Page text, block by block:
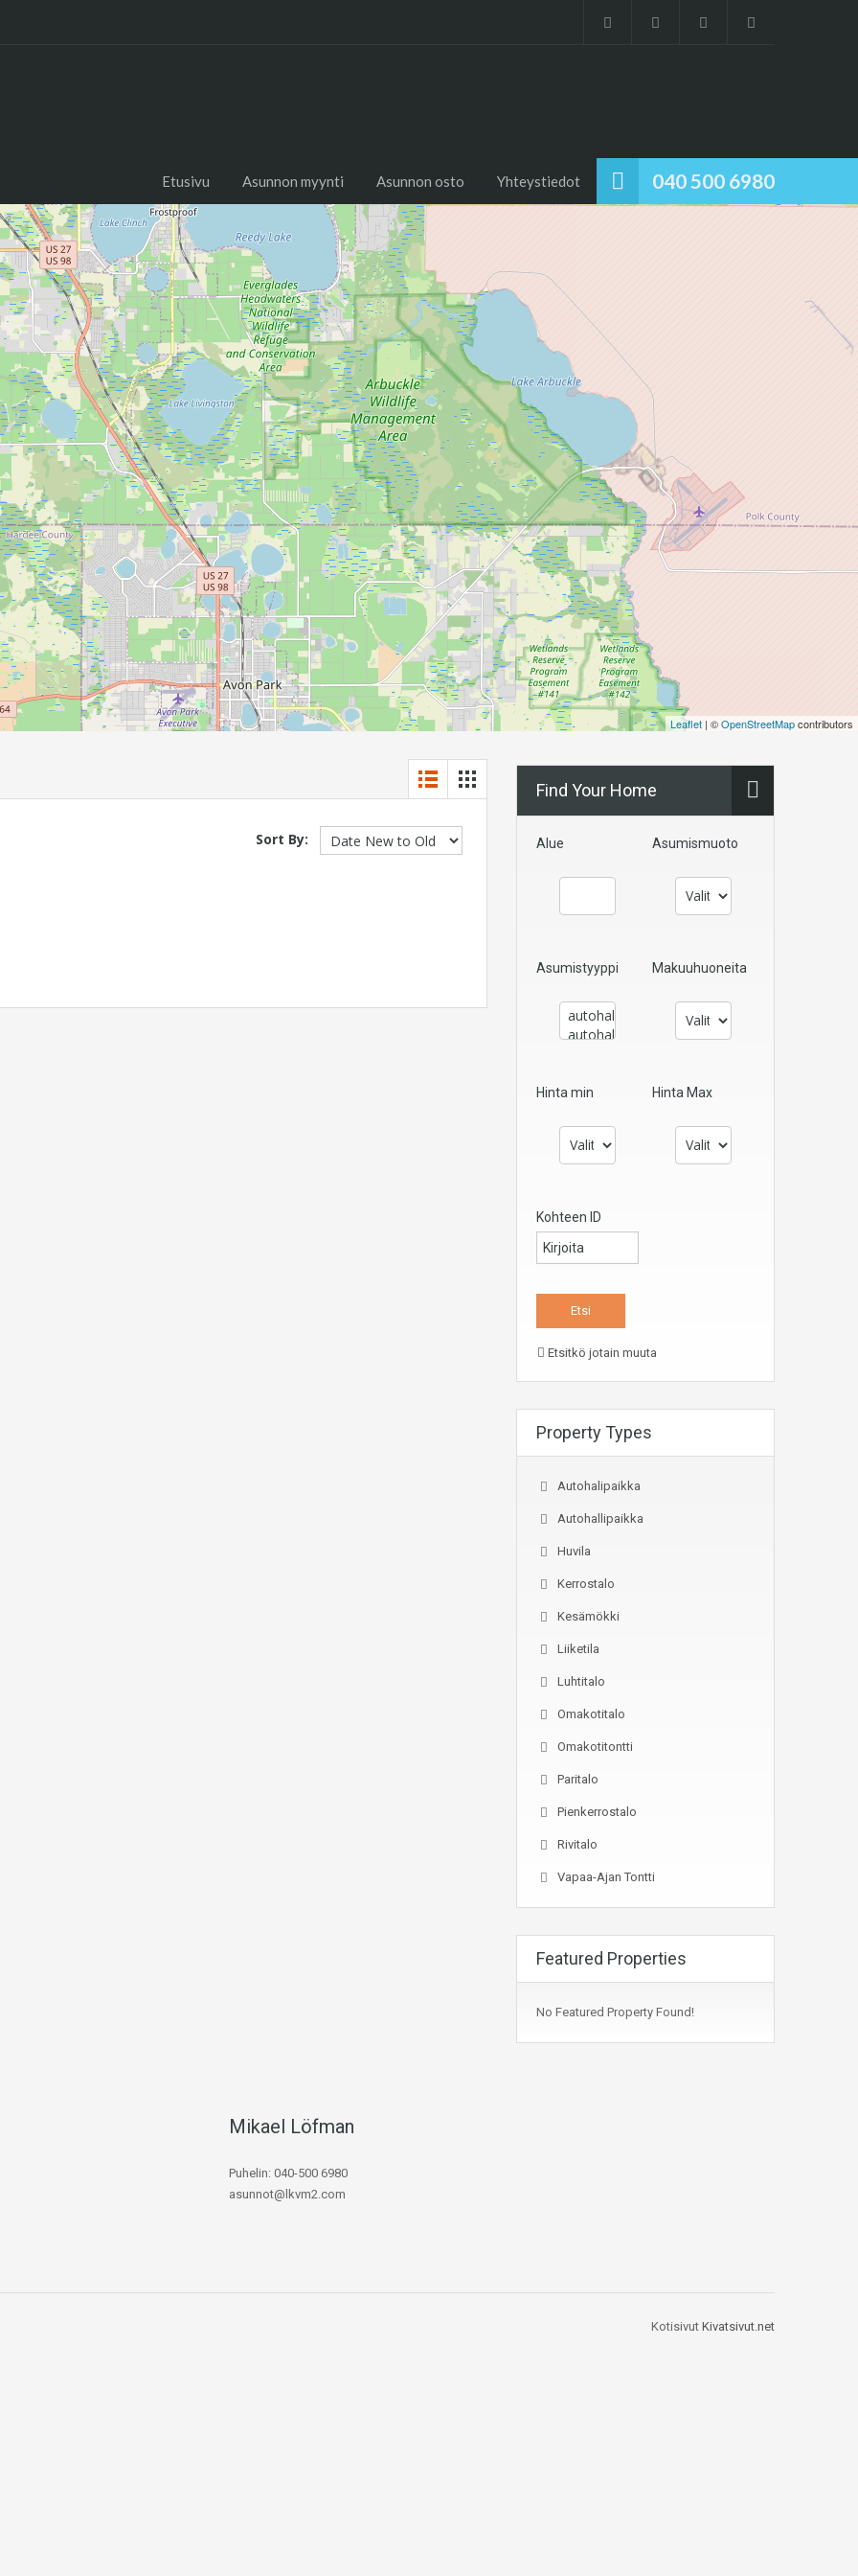
040 500 6980
Etusivu Asunnon myynti Asunnon osto Yhteystiedot
Leaflet | ©OpenStreetMapcontributors
Sort By:
Find Your Home
Alue Asumismuoto
Asumistyyppi Makuuhuoneita
Hinta min Hinta Max
Kohteen ID
Etsitkö jotain muuta
Property Types
Autohalipaikka
Autohallipaikka
Huvila
Kerrostalo
Kesämökki
Liiketila
Luhtitalo
Omakotitalo
Omakotitontti
Paritalo
Pienkerrostalo
Rivitalo
Vapaa-Ajan Tontti
Featured Properties
No Featured Property Found!
Mikael Löfman
Puhelin: 040-500 6980
asunnot@lkvm2.com
Kotisivut Kivatsivut.net